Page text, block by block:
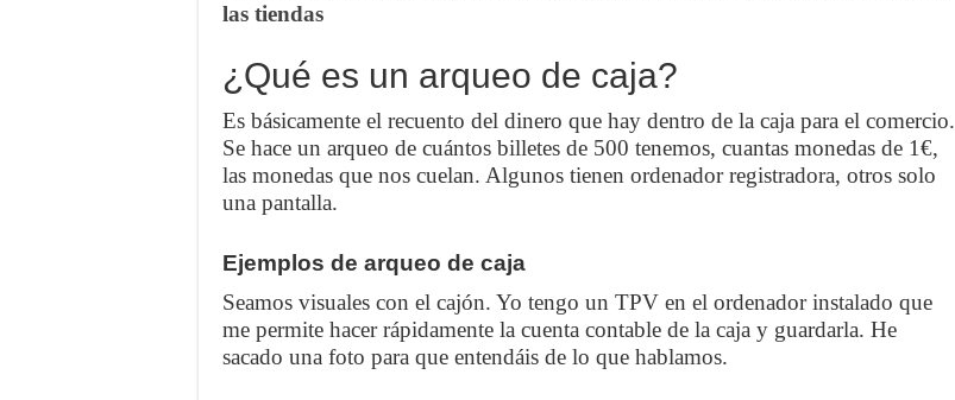
las tiendas
¿Qué es un arqueo de caja?
Es básicamente el recuento del dinero que hay dentro de la caja para el comercio.
Se hace un arqueo de cuántos billetes de 500 tenemos, cuantas monedas de 1€,
las monedas que nos cuelan. Algunos tienen ordenador registradora, otros solo
una pantalla.
Ejemplos de arqueo de caja
Seamos visuales con el cajón. Yo tengo un TPV en el ordenador instalado que
me permite hacer rápidamente la cuenta contable de la caja y guardarla. He
sacado una foto para que entendáis de lo que hablamos.